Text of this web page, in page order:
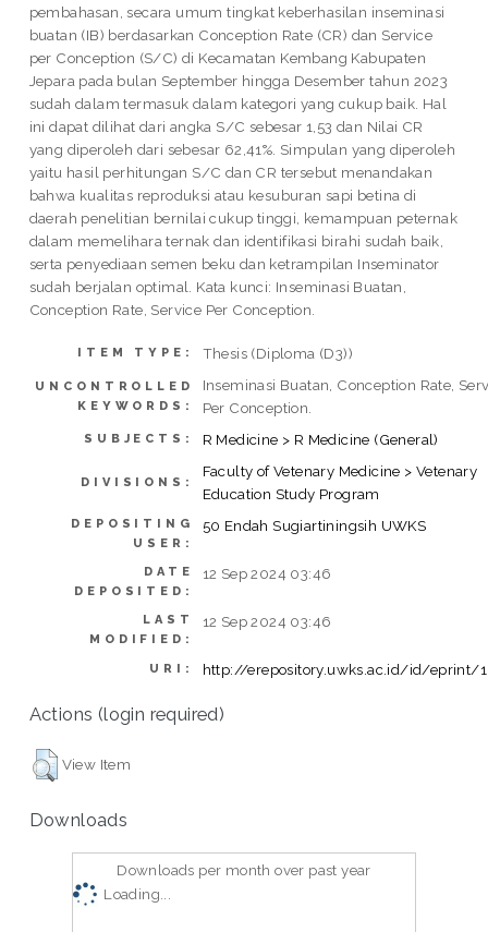
pembahasan, secara umum tingkat keberhasilan inseminasi
buatan (IB) berdasarkan Conception Rate (CR) dan Service
per Conception (S/C) di Kecamatan Kembang Kabupaten
Jepara pada bulan September hingga Desember tahun 2023
sudah dalam termasuk dalam kategori yang cukup baik. Hal
ini dapat dilihat dari angka S/C sebesar 1,53 dan Nilai CR
yang diperoleh dari sebesar 62,41%. Simpulan yang diperoleh
yaitu hasil perhitungan S/C dan CR tersebut menandakan
bahwa kualitas reproduksi atau kesuburan sapi betina di
daerah penelitian bernilai cukup tinggi, kemampuan peternak
dalam memelihara ternak dan identifikasi birahi sudah baik,
serta penyediaan semen beku dan ketrampilan Inseminator
sudah berjalan optimal. Kata kunci: Inseminasi Buatan,
Conception Rate, Service Per Conception.
ITEM TYPE: Thesis (Diploma (D3))
UNCONTROLLED
KEYWORDS:
Inseminasi Buatan, Conception Rate,
Per Conception.
SUBJECTS: R Medicine > R Medicine (General)
DIVISIONS:
Faculty of Vetenary Medicine > Vetenary
Education Study Program
DEPOSITING
USER:
50 Endah Sugiartiningsih UWKS
DATE
DEPOSITED:
12 Sep 2024 03:46
LAST
MODIFIED:
12 Sep 2024 03:46
URI: http://erepository.uwks.ac.id/id/eprint/
Actions (login required)
View Item
Downloads
Downloads per month over past year
Loading...